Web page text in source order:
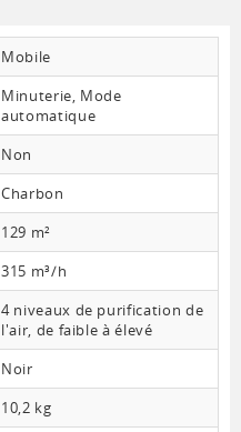
Mobile
Minuterie, Mode
automatique
Non
Charbon
129 m²
315 m³/h
4 niveaux de purification de
l'air, de faible à élevé
Noir
10,2 kg